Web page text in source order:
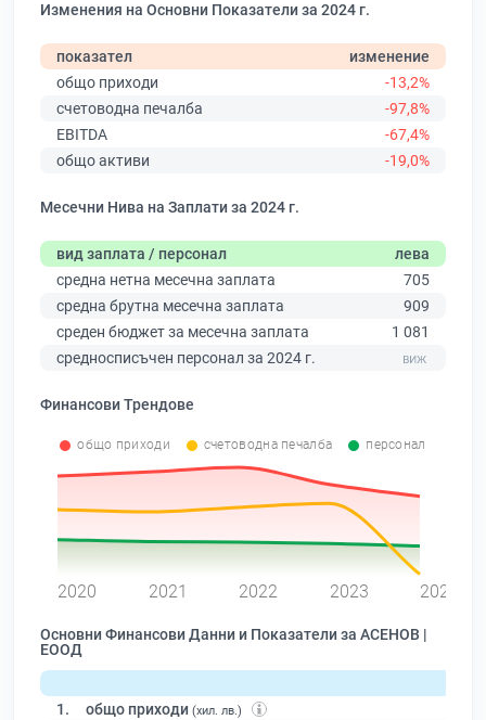
Изменения на Основни Показатели за 2024 г.
показател
изменение
общо приходи
-13,2%
счетоводна печалба
-97,8%
EBITDA
-67,4%
общо активи
-19,0%
Месечни Нива на Заплати за 2024 г.
вид заплата / персонал
лева
средна нетна месечна заплата
705
средна брутна месечна заплата
909
среден бюджет за месечна заплата
1 081
средносписъчен персонал за 2024 г.
Финансови Трендове
общо приходи счетоводна печалба персонал
2020 2021 2022 2023 2024
Основни Финансови Данни и Показатели за АСЕНОВ |
ЕООД
1. общо приходи (хил. лв.)